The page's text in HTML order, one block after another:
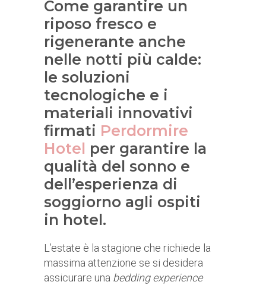
Come garantire un
riposo fresco e
rigenerante anche
nelle notti più calde:
le soluzioni
tecnologiche e i
materiali innovativi
firmati Perdormire
Hotel per garantire la
qualità del sonno e
dell’esperienza di
soggiorno agli ospiti
in hotel.
L’estate è la stagione che richiede la
massima attenzione se si desidera
assicurare una bedding experience